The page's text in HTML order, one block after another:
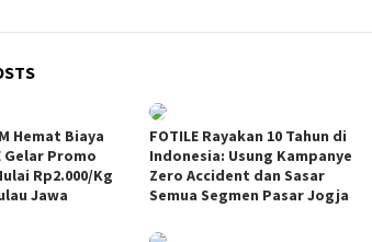
Hemat Biaya
Gelar Promo
Rp2.000/Kg
Jawa
FOTILE Rayakan 10 Tahun di
Indonesia: Usung Kampanye
Zero Accident dan Sasar
Semua Segmen Pasar Jogja